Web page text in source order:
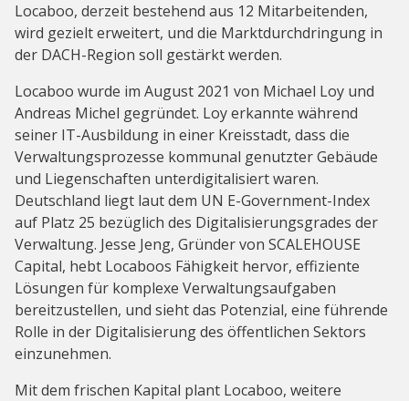
Locaboo, derzeit bestehend aus 12 Mitarbeitenden,
wird gezielt erweitert, und die Marktdurchdringung in
der DACH-Region soll gestärkt werden.
Locaboo wurde im August 2021 von Michael Loy und
Andreas Michel gegründet. Loy erkannte während
seiner IT-Ausbildung in einer Kreisstadt, dass die
Verwaltungsprozesse kommunal genutzter Gebäude
und Liegenschaften unterdigitalisiert waren.
Deutschland liegt laut dem UN E-Government-Index
auf Platz 25 bezüglich des Digitalisierungsgrades der
Verwaltung. Jesse Jeng, Gründer von SCALEHOUSE
Capital, hebt Locaboos Fähigkeit hervor, effiziente
Lösungen für komplexe Verwaltungsaufgaben
bereitzustellen, und sieht das Potenzial, eine führende
Rolle in der Digitalisierung des öffentlichen Sektors
einzunehmen.
Mit dem frischen Kapital plant Locaboo, weitere